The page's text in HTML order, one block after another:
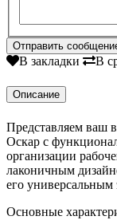
В закладки В
Описание
Представляем ваш
Оскар с
организации
лаконичным
его
Основные